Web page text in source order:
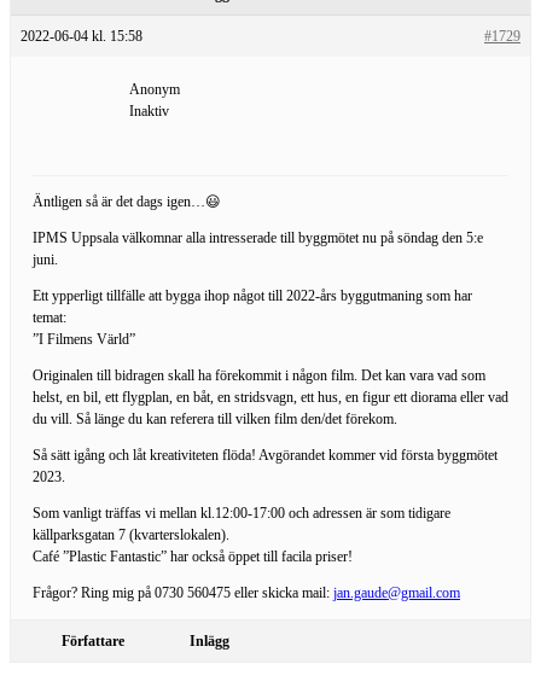
2022-06-04 kl. 15:58 #1729
Anonym
Inaktiv
Äntligen så är det dags igen…😃
IPMS Uppsala välkomnar alla intresserade till byggmötet nu på söndag den 5:e
juni.
Ett ypperligt tillfälle att bygga ihop något till 2022-års byggutmaning som har
temat:
”I Filmens Värld”
Originalen till bidragen skall ha förekommit i någon film. Det kan vara vad som
helst, en bil, ett flygplan, en båt, en stridsvagn, ett hus, en figur ett diorama eller vad
du vill. Så länge du kan referera till vilken film den/det förekom.
Så sätt igång och låt kreativiteten flöda! Avgörandet kommer vid första byggmötet
2023.
Som vanligt träffas vi mellan kl.12:00-17:00 och adressen är som tidigare
källparksgatan 7 (kvarterslokalen).
Café ”Plastic Fantastic” har också öppet till facila priser!
Frågor? Ring mig på 0730 560475 eller skicka mail: jan.gaude@gmail.com
Författare Inlägg